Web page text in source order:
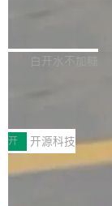
个主 agent 循环，
库，并将作为
MPComm将作为一
ENT，实现零拷贝
传输性能最高提升5
于自研UCL-
白开水不加糖
型案例入选名单》
开源 AI 编程平台
创新与落地成效成
助力企业AI研发安
开 开源科技
深信服AI算力网
前不久，工业和信